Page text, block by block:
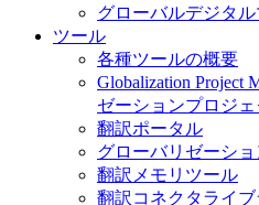
グローバルデジタ
ツール
各種ツールの概要
Globalization Project
ゼーションプロジェ
翻訳ポータル
グローバリゼーシ
翻訳メモリツール
翻訳コネクタライブ